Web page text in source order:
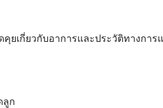
ยเกี่ยวกับอาการและประวัติทางก
ลูก